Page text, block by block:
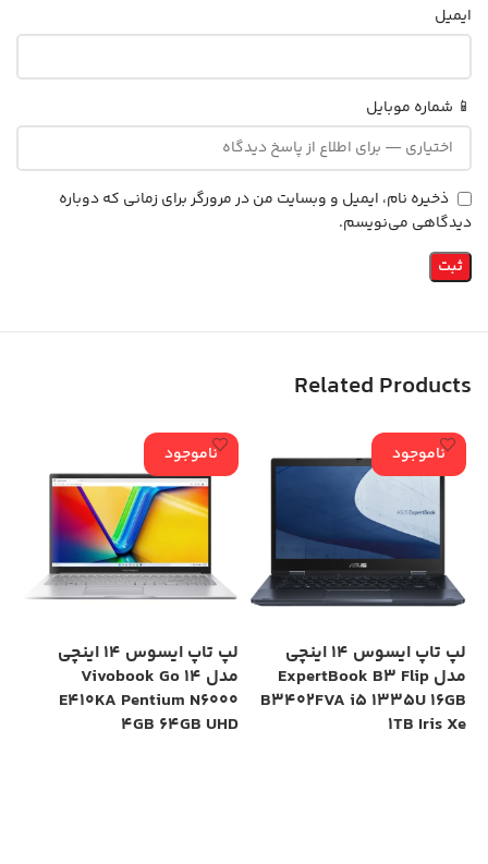
ایمیل
📱 شماره موبایل
ذخیره نام، ایمیل و وبسایت من در مرورگر برای زمانی که دوباره
دیدگاهی می‌نویسم.
Related Products
ناموجود
لپ تاپ ایسوس 14 اینچی
مدل ExpertBook B3 Flip
B3402FVA i5 1335U 16GB
1TB Iris Xe
ناموجود
لپ تاپ ایسوس 14 اینچی
مدل Vivobook Go 14
E410KA Pentium N6000
4GB 64GB UHD